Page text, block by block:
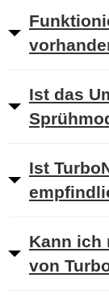
Ist das
Ist
Kann ich
von